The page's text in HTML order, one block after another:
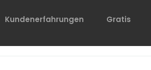
Kundenerfahrungen Gratis